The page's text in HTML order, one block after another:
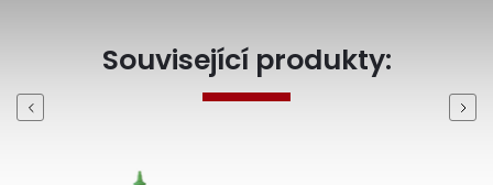
Související produkty:
Previous Next